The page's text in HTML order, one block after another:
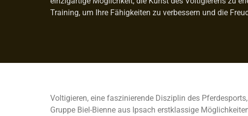
Training, um Ihre Fähigkeiten zu verbessern und die
Voltigieren, eine faszinierende Disziplin des
Gruppe Biel-Bienne aus Ipsach erstklassige